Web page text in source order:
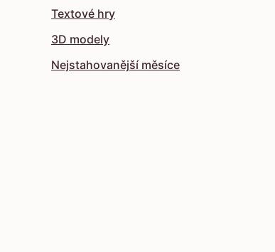
Textové hry
3D modely
Nejstahovanější měsíce